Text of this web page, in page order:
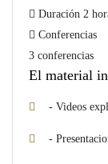
Duración 2
Conferencias
3 conferencias
El material
- Videos
-